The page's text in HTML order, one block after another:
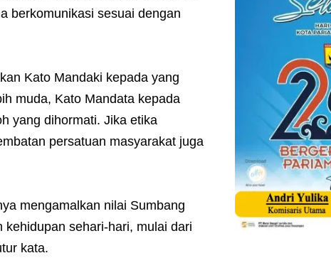
berkomunikasi sesuai dengan
Kato Mandaki kepada yang
muda, Kato Mandata kepada
yang dihormati. Jika etika
persatuan masyarakat juga
mengamalkan nilai Sumbang
sehari-hari, mulai dari
kata.